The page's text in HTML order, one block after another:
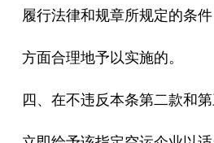
履行法律和规章所规定的条件
方面合理地予以实施的。
四、在不违反本条第二款和第